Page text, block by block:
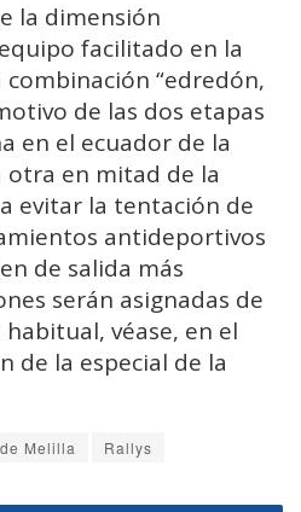
la dimensión
facilitado en la
“edredón,
de las dos etapas
en el ecuador de la
otra en mitad de la
evitar la tentación de
antideportivos
de salida más
serán asignadas de
véase, en el
de la especial de la
Melilla Rallys